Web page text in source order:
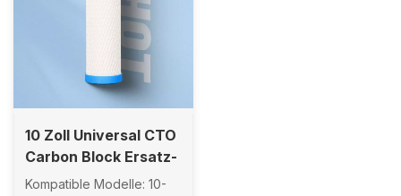
10 Zoll Universal CTO
Carbon Block Ersatz-
Wasserfilterkartusche
Kompatible Modelle: 10-